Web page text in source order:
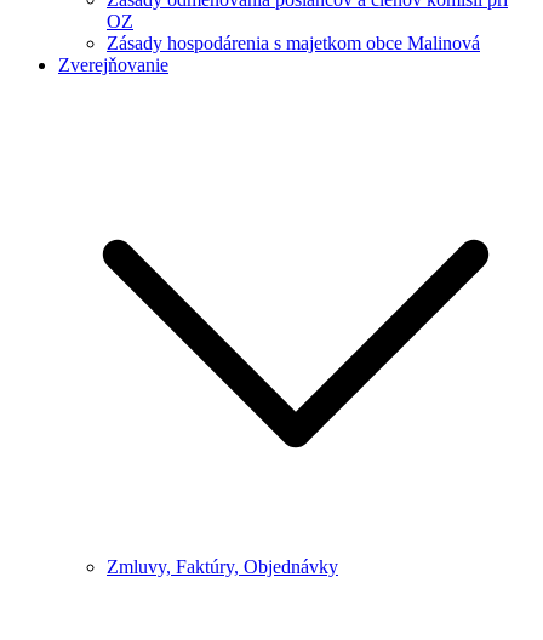
OZ
Zásady hospodárenia s majetkom obce Malinová
Zverejňovanie
Zmluvy, Faktúry, Objednávky